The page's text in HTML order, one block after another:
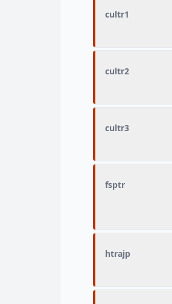
cultr1
cultr2
cultr3
fsptr
htrajp